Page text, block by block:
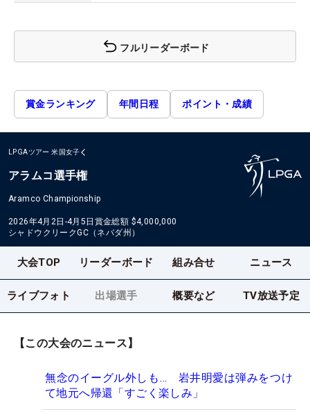
フルリーダーボード
賞金ランキング 年間日程 ポイント・成績
LPGAツアー 米国女子
アラムコ選手権
Aramco Championship
2026年4月2日-4月5日 賞金総額 $4,000,000
シャドウクリークGC（ネバダ州）
大会TOP リーダーボード 組み合せ ニュース
ライブフォト 出場選手 概要など TV放送予定
【この大会のニュース】
無念のイーグル外しも… 岩井明愛は弾みをつけ
て地元へ帰還「すごく楽しみ」